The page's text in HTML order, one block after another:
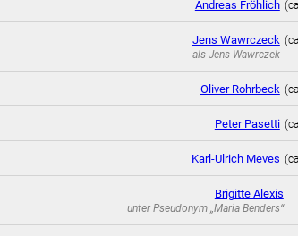
Andreas Fröhlich
Jens Wawrczeck
als Jens Wawrczek
Oliver Rohrbeck
Peter Pasetti
Karl-Ulrich Meves
Brigitte Alexis
unter Pseudonym „Maria Benders“